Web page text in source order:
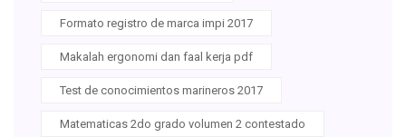
Formato registro de marca impi 2017
Makalah ergonomi dan faal kerja pdf
Test de conocimientos marineros 2017
Matematicas 2do grado volumen 2 contestado